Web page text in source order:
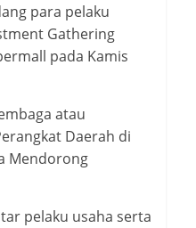
para pelaku
Gathering
pada Kamis
atau
Daerah di
Mendorong
pelaku usaha serta